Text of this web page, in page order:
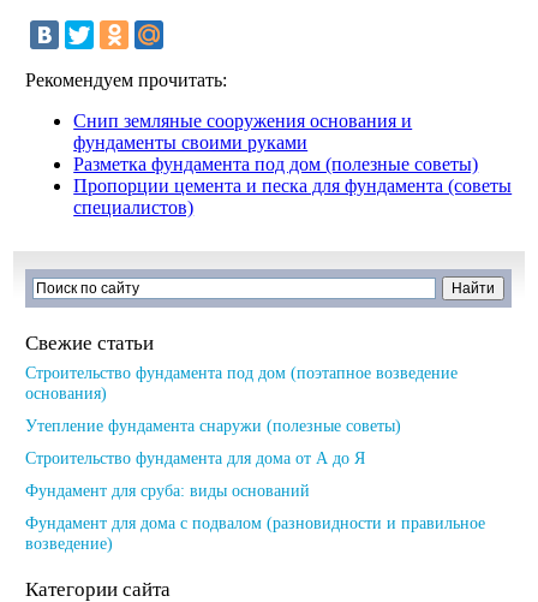
Рекомендуем прочитать:
Снип земляные сооружения основания и
фундаменты своими руками
Разметка фундамента под дом (полезные советы)
Пропорции цемента и песка для фундамента (советы
специалистов)
Свежие статьи
Строительство фундамента под дом (поэтапное возведение
основания)
Утепление фундамента снаружи (полезные советы)
Строительство фундамента для дома от А до Я
Фундамент для сруба: виды оснований
Фундамент для дома с подвалом (разновидности и правильное
возведение)
Категории сайта